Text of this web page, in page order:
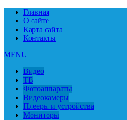
Главная
О сайте
Карта сайта
Контакты
MENU
Видео
ТВ
Фотоаппараты
Видеокамеры
Плееры и устройства
Мониторы